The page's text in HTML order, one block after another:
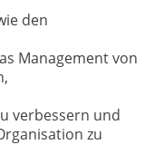
den
Management von
verbessern und
zu